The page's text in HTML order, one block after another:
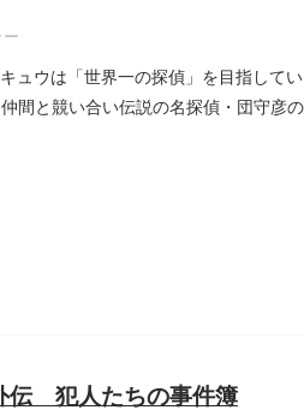
ー
ュウは「世界一の探偵」を目指して
間と競い合い伝説の名探偵・団守彦
伝 犯人たちの事件簿